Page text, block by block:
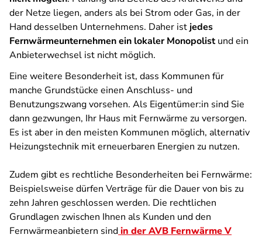
der Netze liegen, anders als bei Strom oder Gas, in der
Hand desselben Unternehmens. Daher ist jedes
Fernwärmeunternehmen ein lokaler Monopolistund ein
Anbieterwechsel ist nicht möglich.
Eine weitere Besonderheit ist, dass Kommunen für
manche Grundstücke einen Anschluss- und
Benutzungszwang vorsehen. Als Eigentümer:in sind Sie
dann gezwungen, Ihr Haus mit Fernwärme zu versorgen.
Es ist aber in den meisten Kommunen möglich, alternativ
Heizungstechnik mit erneuerbaren Energien zu nutzen.
Zudem gibt es rechtliche Besonderheiten bei Fernwärme:
Beispielsweise dürfen Verträge für die Dauer von bis zu
zehn Jahren geschlossen werden. Die rechtlichen
Grundlagen zwischen Ihnen als Kunden und den
Fernwärmeanbietern sindin der AVB Fernwärme V